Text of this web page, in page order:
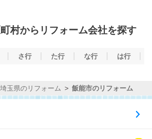
村からリフォーム会社を探す
さ行 た行 な行 は行
埼玉県のリフォーム 飯能市のリフォーム